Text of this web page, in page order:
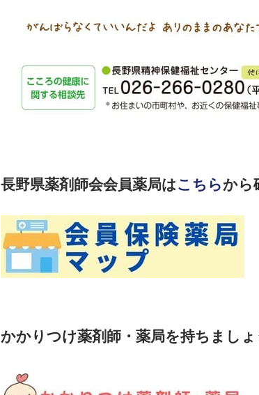
長野県薬剤師会会員薬局はこちらから
かかりつけ薬剤師・薬局を持ちましょ